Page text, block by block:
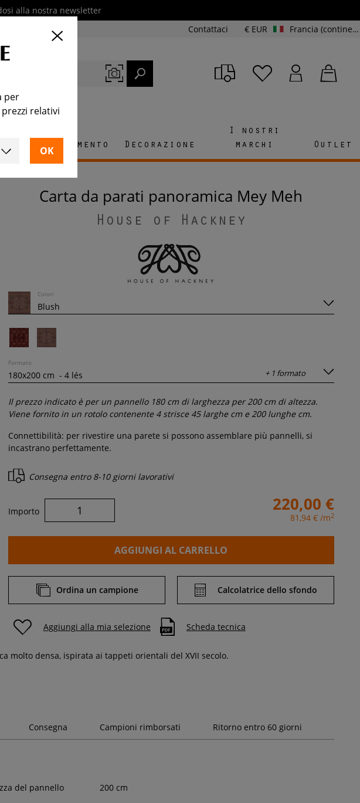
alla nostra newsletter
Contattaci € EUR Francia (continente e Corsica)
Arredamento Decorazione
I nostri
marchi
Outlet
Carta da parati panoramica Mey Meh
House of Hackney
Colori
+ 1 formato
Formato
Il prezzo indicato è per un pannello 180cm di larghezza per 200cm di altezza.
Viene fornito in un rotolo contenente 4strisce 45 larghe cm e 200lunghe cm.
Connettibilità: per rivestire una parete si possono assemblare più pannelli, si
incastrano perfettamente.
Consegna entro 8-10 giorni lavorativi
Importo 220,00 €
81,94 € /m2
AGGIUNGI AL CARRELLO
Ordina un campione Calcolatrice dello sfondo
Aggiungi alla mia selezione Scheda tecnica
molto densa, ispirata aitappeti orientali del XVII secolo.
Consegna Campioni rimborsati Ritorno entro 60 giorni
del pannello 200 cm
per
relativi